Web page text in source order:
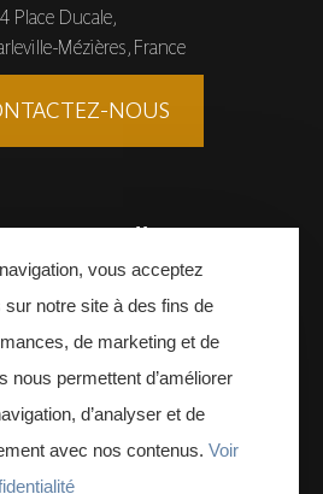
Place Ducale,
Mézières, France
NOUS
Instagram Youtube
vous acceptez
sur notre site à des fins de
de marketing et de
nous permettent d’améliorer
d’analyser et de
avec nos contenus. Voir